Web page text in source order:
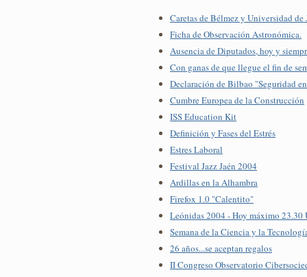
Caretas de Bélmez y Universidad de
Ficha de Observación Astronómica.
Ausencia de Diputados, hoy y
Con ganas de que llegue el fin de
Declaración de Bilbao "Seguridad
Cumbre Europea de la Construcción
ISS Education Kit
Definición y Fases del Estrés
Estres Laboral
Festival Jazz Jaén 2004
Ardillas en la Alhambra
Firefox 1.0 "Calentito"
Leónidas 2004 - Hoy máximo 23.30
Semana de la Ciencia y la
26 años...se aceptan regalos
II Congreso Observatorio